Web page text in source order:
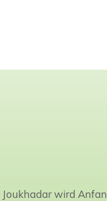
Joukhadar wird